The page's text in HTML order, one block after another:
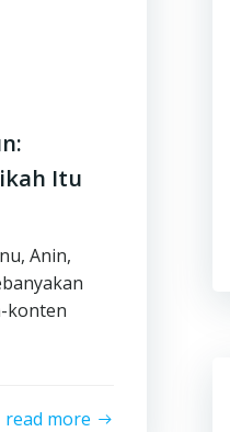
Itu
Anin,
konten
read more